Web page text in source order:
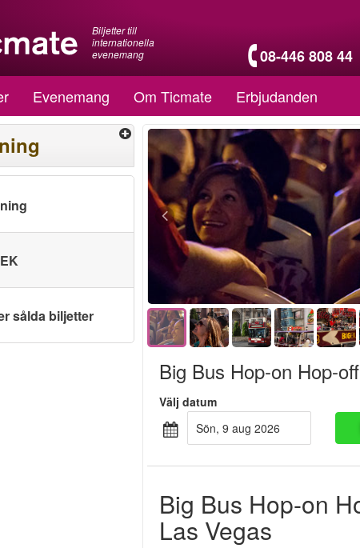
Biljetter till
internationella
evenemang
08-446 808 44
Evenemang Om Ticmate Erbjudanden
sålda biljetter
Big Bus Hop-on Hop-
Välj datum
sön, 9 aug 2026
Big Bus Hop-on
Las Vegas